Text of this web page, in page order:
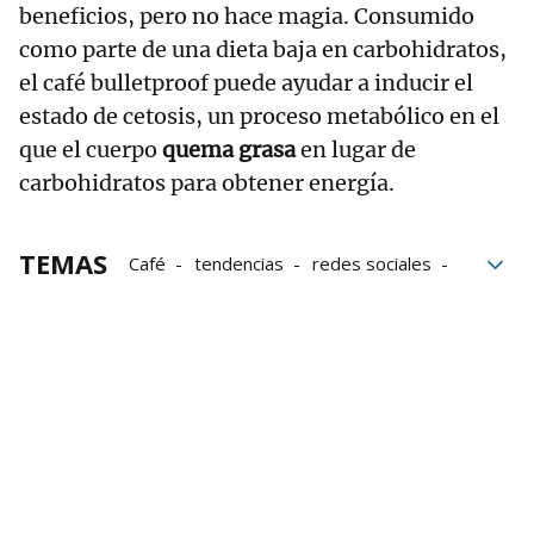
beneficios, pero no hace magia. Consumido
como parte de una dieta baja en carbohidratos,
el café bulletproof puede ayudar a inducir el
estado de cetosis, un proceso metabólico en el
que el cuerpo quema grasaen lugar de
carbohidratos para obtener energía.
TEMAS Café tendencias
redes sociales